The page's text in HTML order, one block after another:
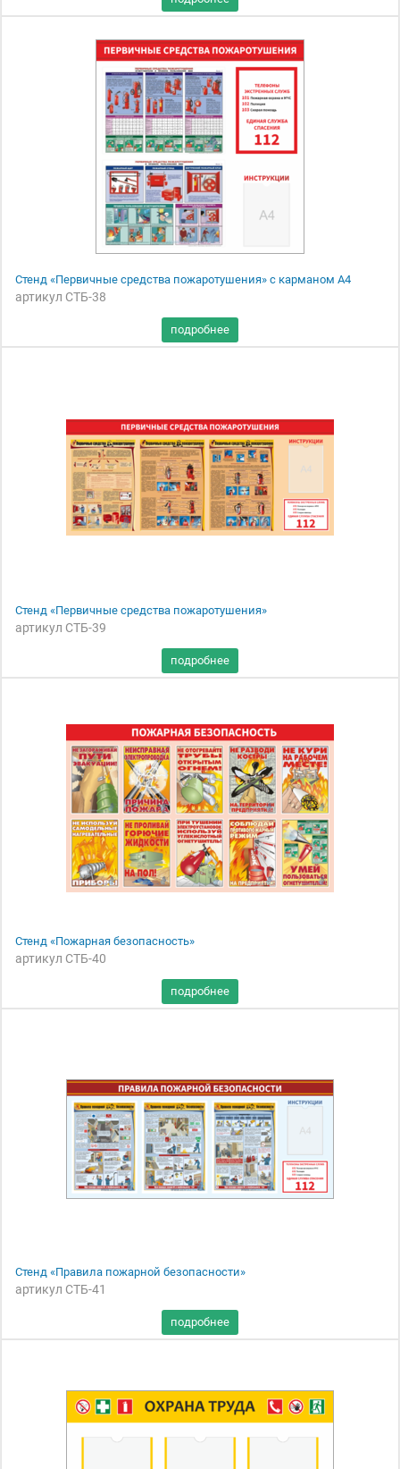
Стенд «Первичные средства пожаротушения» с карманом А4
артикул СТБ-38
Стенд «Первичные средства пожаротушения»
артикул СТБ-39
Стенд «Пожарная безопасность»
артикул СТБ-40
Стенд «Правила пожарной безопасности»
артикул СТБ-41